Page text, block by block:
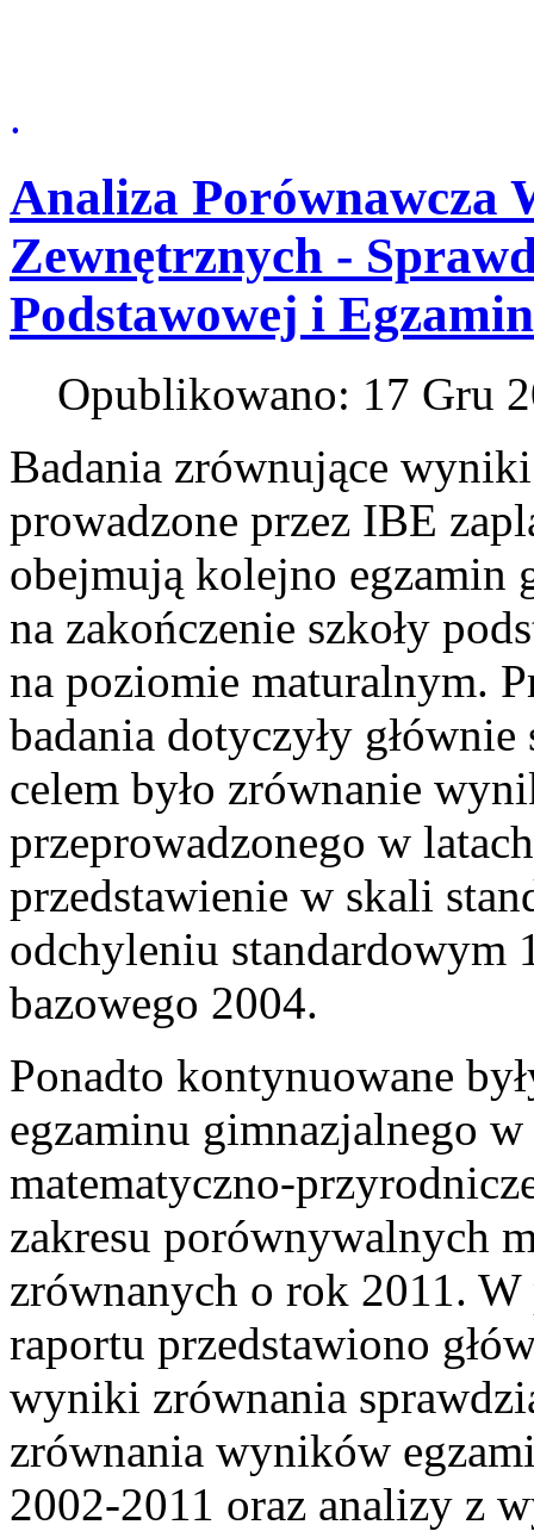
.
Analiza Porównawcza
Zewnętrznych -
Podstawowej i
Opublikowano: 17 Gru
Badania zrównujące
prowadzone przez IBE
obejmują kolejno egzamin
na zakończenie szkoły
na poziomie maturalnym.
badania dotyczyły
celem było zrównanie
przeprowadzonego w
przedstawienie w skali
odchyleniu standardowym
bazowego 2004.
Ponadto kontynuowane
egzaminu gimnazjalnego
matematyczno-
zakresu porównywalnych
zrównanych o rok 2011. W
raportu przedstawiono
wyniki zrównania
zrównania wyników
2002-2011 oraz analizy z